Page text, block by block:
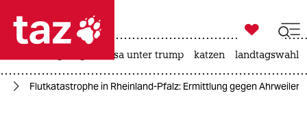
 taz zahl ich
taz zahl ich

taz zahl ich
usa unter trump katzen landtagswahl
Flutkatastrophe in Rheinland-Pfalz: Ermittlung gegen Ahrweiler